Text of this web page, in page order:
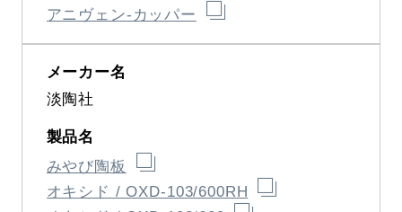
アニヴェン-カッパー
淡陶社
みやび陶板
オキシド / OXD-103/600RH